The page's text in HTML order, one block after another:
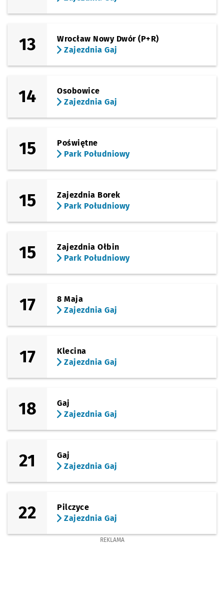
13
Wrocław Nowy Dwór (P+R)
Zajezdnia Gaj
14
Osobowice
Zajezdnia Gaj
15
Poświętne
Park Południowy
15
Zajezdnia Borek
Park Południowy
15
Zajezdnia Ołbin
Park Południowy
17
8 Maja
Zajezdnia Gaj
17
Klecina
Zajezdnia Gaj
18
Gaj
Zajezdnia Gaj
21
Gaj
Zajezdnia Gaj
22
Pilczyce
Zajezdnia Gaj
REKLAMA